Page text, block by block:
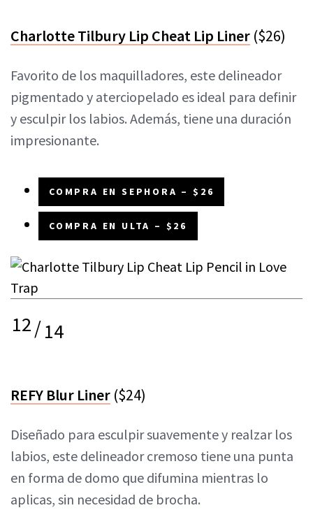
Charlotte Tilbury Lip Cheat Lip Liner ($26)
Favorito de los maquilladores, este delineador
pigmentado y aterciopelado es ideal para definir
y esculpir los labios. Además, tiene una duración
impresionante.
COMPRA EN SEPHORA – $26
COMPRA EN ULTA – $26
12/14
REFY Blur Liner ($24)
Diseñado para esculpir suavemente y realzar los
labios, este delineador cremoso tiene una punta
en forma de domo que difumina mientras lo
aplicas, sin necesidad de brocha.